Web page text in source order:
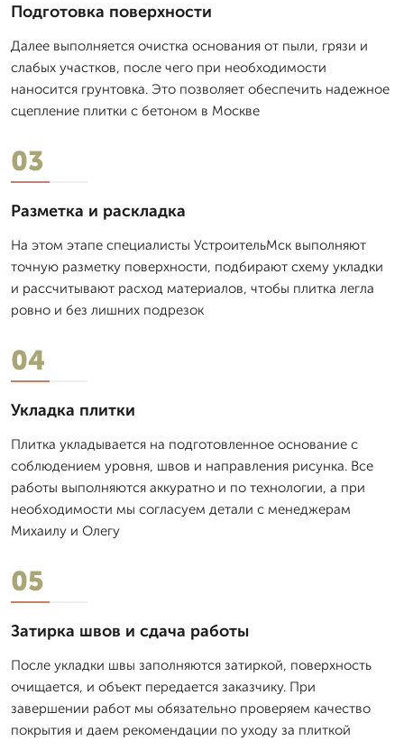
Подготовка поверхности
Далее выполняется очистка основания от пыли, грязи и
слабых участков, после чего при необходимости
наносится грунтовка. Это позволяет обеспечить надежное
сцепление плитки с бетоном в Москве
03
Разметка и раскладка
На этом этапе специалисты УстроительМск выполняют
точную разметку поверхности, подбирают схему укладки
и рассчитывают расход материалов, чтобы плитка легла
ровно и без лишних подрезок
04
Укладка плитки
Плитка укладывается на подготовленное основание с
соблюдением уровня, швов и направления рисунка. Все
работы выполняются аккуратно и по технологии, а при
необходимости мы согласуем детали с менеджерам
Михаилу и Олегу
05
Затирка швов и сдача работы
После укладки швы заполняются затиркой, поверхность
очищается, и объект передается заказчику. При
завершении работ мы обязательно проверяем качество
покрытия и даем рекомендации по уходу за плиткой